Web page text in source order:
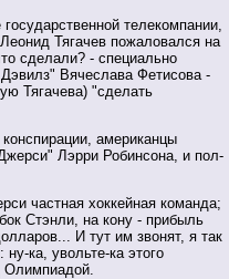
телекомпании,
Тягачев пожаловался на
сделали? - специально
Вячеслава Фетисова -
Тягачева) "сделать
американцы
Лэрри Робинсона, и пол-
частная хоккейная команда;
Стэнли, на кону - прибыль
И тут им звонят, я так
ка, увольте-ка этого
Олимпиадой.